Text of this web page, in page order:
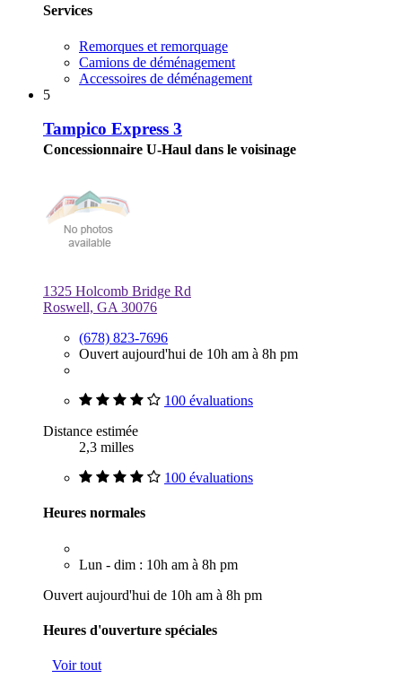
Services
Remorques et remorquage
Camions de déménagement
Accessoires de déménagement
5
Tampico Express 3
Concessionnaire U-Haul dans le voisinage
1325 Holcomb Bridge Rd
Roswell, GA 30076
(678) 823-7696
Ouvert aujourd'hui de 10h am à 8h pm
100 évaluations
Distance estimée
2,3 milles
100 évaluations
Heures normales
Lun - dim : 10h am à 8h pm
Ouvert aujourd'hui de 10h am à 8h pm
Heures d'ouverture spéciales
Voir tout